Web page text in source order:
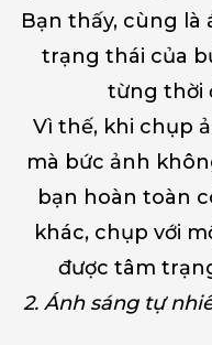
Bạn thấy, cùng
trạng thái của
từng thời
Vì thế, khi chụp
mà bức ảnh
bạn hoàn toàn
khác, chụp với
được tâm
2. Ánh sáng tự